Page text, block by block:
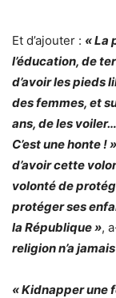
Et d’ajouter : « La
l’éducation, de
d’avoir les pieds
des femmes, et
ans, de les
C’est une honte !
d’avoir cette
volonté de
protéger ses
la République »,
religion n’a
« Kidnapper une